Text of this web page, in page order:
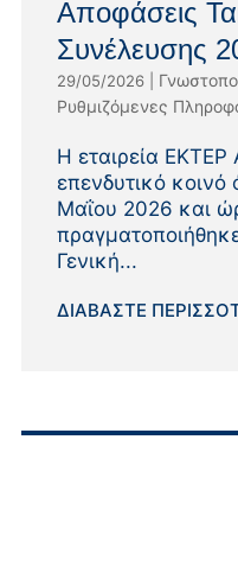
Αποφάσεις
Συνέλευσης
29/05/2026|
Ρυθμιζόμενες
Η εταιρεία ΕΚΤΕΡ
επενδυτικό
Μαΐου 2026 και
Γενική...
ΔΙΑΒΆΣΤΕ